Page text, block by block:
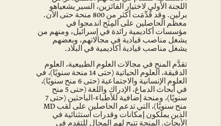
اللجنة الأولى لاختيار الفائزين، السير يشعياهو
برلين. وقد قُدِّمَت أكثر من 800 منحة حتى الآن.
معظم الحاصلين على المِنَح اندمجوا في
مؤسسات أكاديمية رائدة في إسرائيل، ومنهم من
يشغل مناصب قيادية في مجالاتهم، وبعضهم
يشغل مناصب قيادية أكاديمية في البلاد.
تقدَّم المنح في مجالات العلوم الطبيعية، العلوم
الدقيقة، العلوم الحياتية (حتى 14 منحة سنويًا)، في
العلوم الإنسانية والاجتماعية (حتى 6 منح سنويًا)،
في أبحاث الدماغ، الإدراك واللغة (حتى 5 منح
سنويًا)، ومنحة إضافية للأطباء-الباحثين (حتى 7
منح سنويًا)، التي تدعم الحاصلين على لقب MD
الذين يملكون إمكانات وقدرات استثنائية في
الأبحاث. المنحة تتيح لهم المجال للتقدم في